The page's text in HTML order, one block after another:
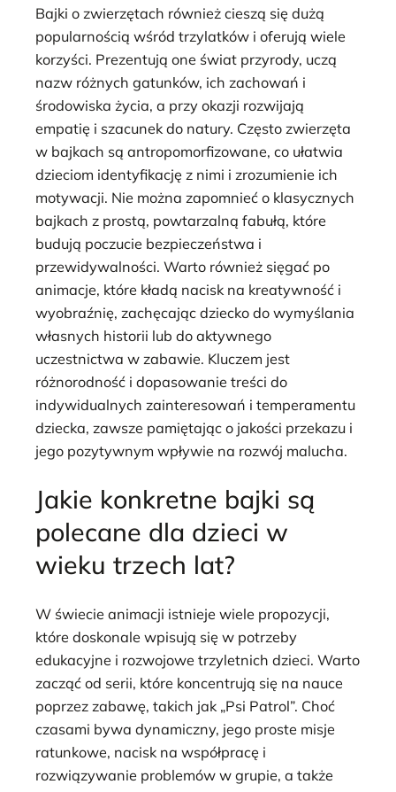
Bajki o zwierzętach również cieszą się dużą
popularnością wśród trzylatków i oferują wiele
korzyści. Prezentują one świat przyrody, uczą
nazw różnych gatunków, ich zachowań i
środowiska życia, a przy okazji rozwijają
empatię i szacunek do natury. Często zwierzęta
w bajkach są antropomorfizowane, co ułatwia
dzieciom identyfikację z nimi i zrozumienie ich
motywacji. Nie można zapomnieć o klasycznych
bajkach z prostą, powtarzalną fabułą, które
budują poczucie bezpieczeństwa i
przewidywalności. Warto również sięgać po
animacje, które kładą nacisk na kreatywność i
wyobraźnię, zachęcając dziecko do wymyślania
własnych historii lub do aktywnego
uczestnictwa w zabawie. Kluczem jest
różnorodność i dopasowanie treści do
indywidualnych zainteresowań i temperamentu
dziecka, zawsze pamiętając o jakości przekazu i
jego pozytywnym wpływie na rozwój malucha.
Jakie konkretne bajki są
polecane dla dzieci w
wieku trzech lat?
W świecie animacji istnieje wiele propozycji,
które doskonale wpisują się w potrzeby
edukacyjne i rozwojowe trzyletnich dzieci. Warto
zacząć od serii, które koncentrują się na nauce
poprzez zabawę, takich jak „Psi Patrol”. Choć
czasami bywa dynamiczny, jego proste misje
ratunkowe, nacisk na współpracę i
rozwiązywanie problemów w grupie, a także